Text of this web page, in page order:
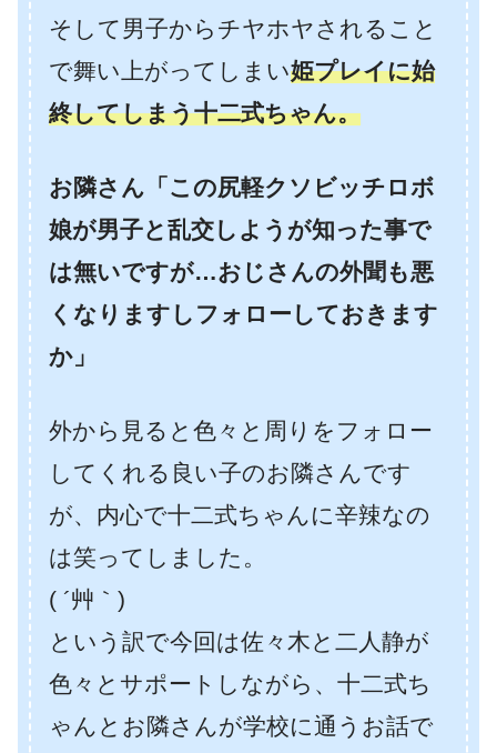
そして男子からチヤホヤされること
で舞い上がってしまい姫プレイに始
終してしまう十二式ちゃん。
お隣さん「この尻軽クソビッチロボ
娘が男子と乱交しようが知った事で
は無いですが…おじさんの外聞も悪
くなりますしフォローしておきます
か」
外から見ると色々と周りをフォロー
してくれる良い子のお隣さんです
が、内心で十二式ちゃんに辛辣なの
は笑ってしました。
( ´艸｀)
という訳で今回は佐々木と二人静が
色々とサポートしながら、十二式ち
ゃんとお隣さんが学校に通うお話で